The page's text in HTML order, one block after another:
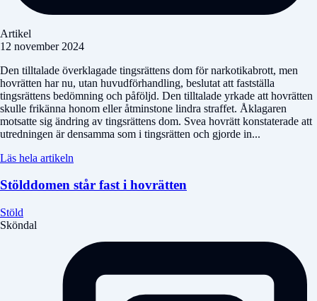
Artikel
12 november 2024
Den tilltalade överklagade tingsrättens dom för narkotikabrott, men
hovrätten har nu, utan huvudförhandling, beslutat att fastställa
tingsrättens bedömning och påföljd. Den tilltalade yrkade att hovrätten
skulle frikänna honom eller åtminstone lindra straffet. Åklagaren
motsatte sig ändring av tingsrättens dom. Svea hovrätt konstaterade att
utredningen är densamma som i tingsrätten och gjorde in...
Läs hela artikeln
Stölddomen står fast i hovrätten
Stöld
Sköndal